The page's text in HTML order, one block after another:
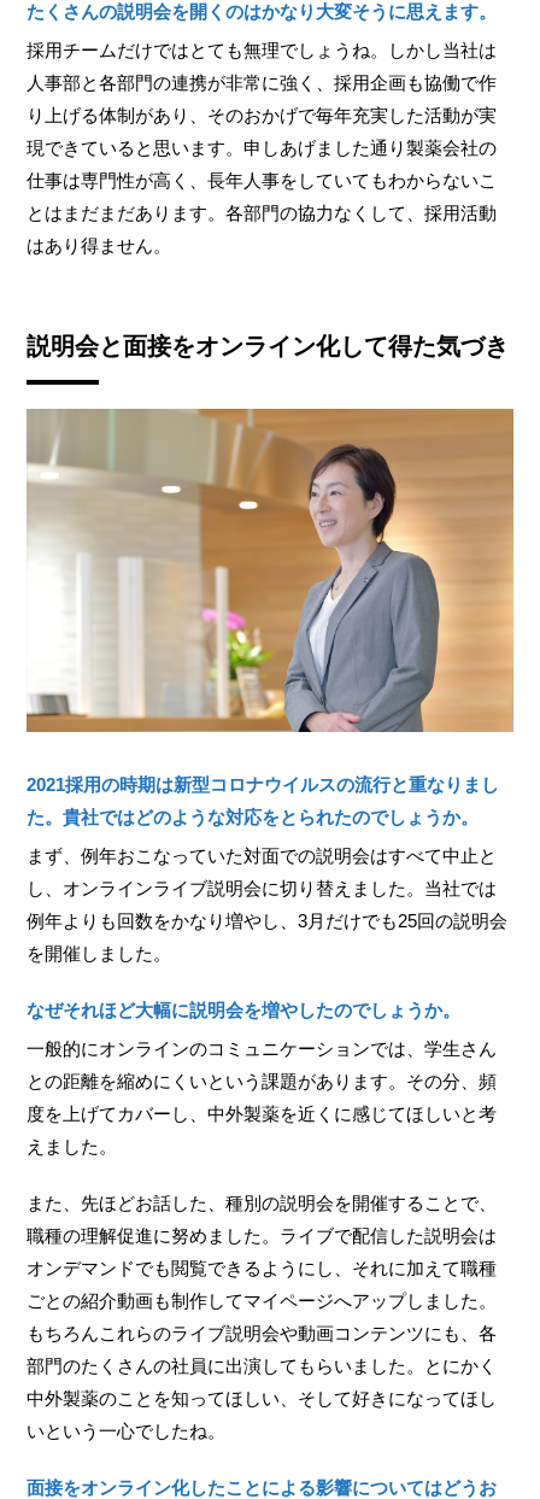
たくさんの説明会を開くのはかなり大変そうに思えます。
採用チームだけではとても無理でしょうね。しかし当社は
人事部と各部門の連携が非常に強く、採用企画も協働で作
り上げる体制があり、そのおかげで毎年充実した活動が実
現できていると思います。申しあげました通り製薬会社の
仕事は専門性が高く、長年人事をしていてもわからないこ
とはまだまだあります。各部門の協力なくして、採用活動
はあり得ません。
説明会と面接をオンライン化して得た気づき
2021採用の時期は新型コロナウイルスの流行と重なりまし
た。貴社ではどのような対応をとられたのでしょうか。
まず、例年おこなっていた対面での説明会はすべて中止と
し、オンラインライブ説明会に切り替えました。当社では
例年よりも回数をかなり増やし、3月だけでも25回の説明会
を開催しました。
なぜそれほど大幅に説明会を増やしたのでしょうか。
一般的にオンラインのコミュニケーションでは、学生さん
との距離を縮めにくいという課題があります。その分、頻
度を上げてカバーし、中外製薬を近くに感じてほしいと考
えました。
また、先ほどお話した、種別の説明会を開催することで、
職種の理解促進に努めました。ライブで配信した説明会は
オンデマンドでも閲覧できるようにし、それに加えて職種
ごとの紹介動画も制作してマイページへアップしました。
もちろんこれらのライブ説明会や動画コンテンツにも、各
部門のたくさんの社員に出演してもらいました。とにかく
中外製薬のことを知ってほしい、そして好きになってほし
いという一心でしたね。
面接をオンライン化したことによる影響についてはどうお